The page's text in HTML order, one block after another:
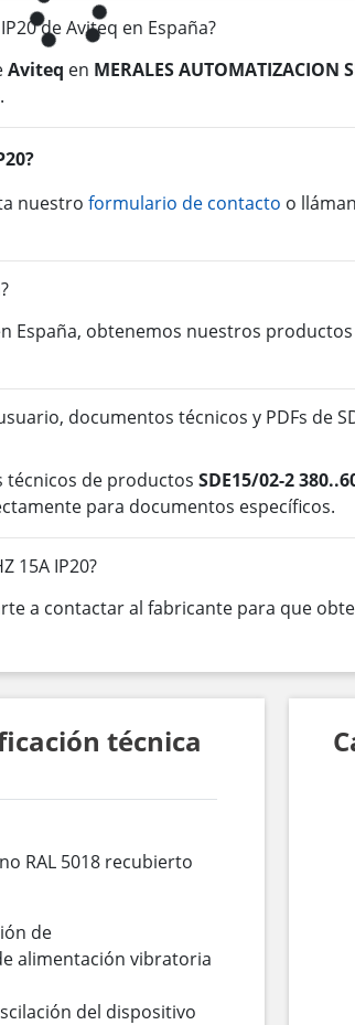
de Aviteq en España?
Aviteq en MERALES AUTOMATIZACION
nuestro formulario de contacto o
España, obtenemos nuestros
documentos técnicos y PDFs de
técnicos de productos SDE15/02-2
para documentos específicos.
15A IP20?
a contactar al fabricante para que
técnica
RAL 5018 recubierto
de
alimentación vibratoria
del dispositivo